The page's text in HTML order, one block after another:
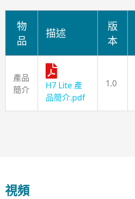
物
品
描述
版
本
產品
簡介
H7 Lite 產
品簡介.pdf
1.0
視頻